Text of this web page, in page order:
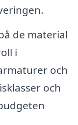
de material
i
och
och